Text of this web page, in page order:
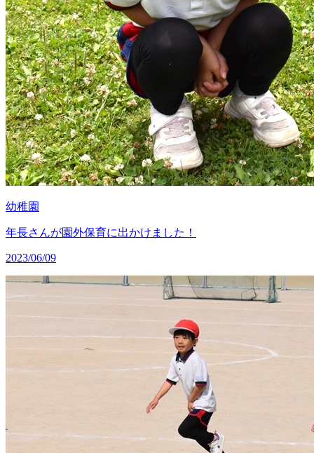
幼稚園
年長さんが園外保育に出かけました！
2023/06/09